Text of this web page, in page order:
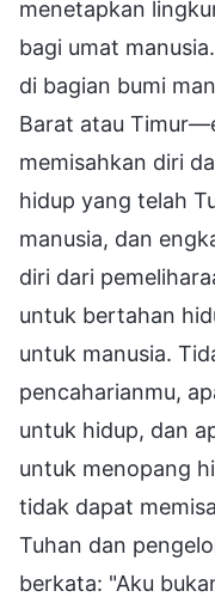
menetapkan
bagi umat
di bagian bumi
Barat atau
memisahkan diri
hidup yang telah
manusia, dan
diri dari
untuk bertahan
untuk manusia.
pencaharianmu,
untuk hidup, dan
untuk menopang
tidak dapat
Tuhan dan
berkata: "Aku